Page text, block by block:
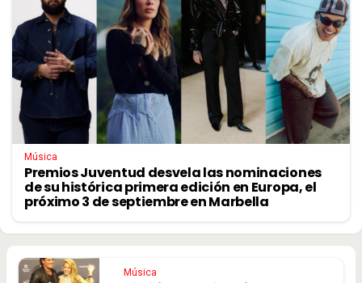
Música
Premios Juventud desvela las nominaciones
de su histórica primera edición en Europa, el
próximo 3 de septiembre en Marbella
Música